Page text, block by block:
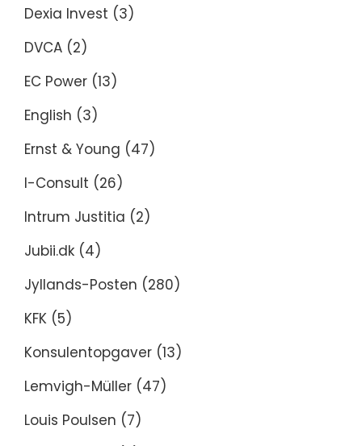
Dexia Invest (3)
DVCA (2)
EC Power (13)
English (3)
Ernst & Young (47)
I-Consult (26)
Intrum Justitia (2)
Jubii.dk (4)
Jyllands-Posten (280)
KFK (5)
Konsulentopgaver (13)
Lemvigh-Müller (47)
Louis Poulsen (7)